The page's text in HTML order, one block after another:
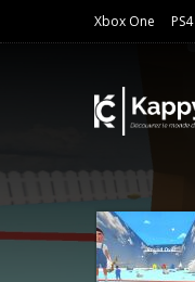
Xbox One PS4